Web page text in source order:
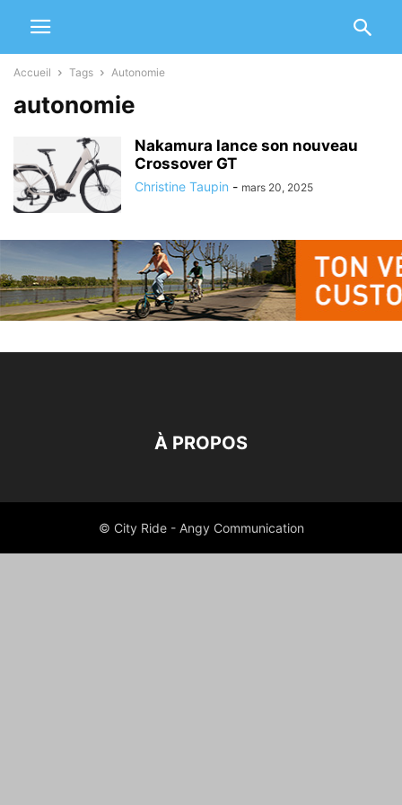
Accueil Tags Autonomie
autonomie
Nakamura lance son nouveau
Crossover GT
Christine Taupin - mars 20, 2025
À PROPOS
© City Ride - Angy Communication